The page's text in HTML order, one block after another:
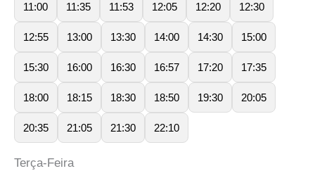
11:00 11:35 11:53 12:05 12:20 12:30
12:55 13:00 13:30 14:00 14:30 15:00
15:30 16:00 16:30 16:57 17:20 17:35
18:00 18:15 18:30 18:50 19:30 20:05
20:35 21:05 21:30 22:10
Terça-Feira